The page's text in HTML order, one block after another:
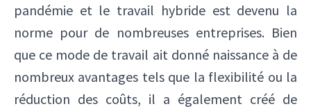
pandémie et le travail hybride est devenu la
norme pour de nombreuses entreprises. Bien
que ce mode de travail ait donné naissance à de
nombreux avantages tels que la flexibilité ou la
réduction des coûts, il a également créé de